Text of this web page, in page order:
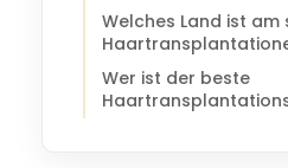
Welches Land ist
Wer ist der beste